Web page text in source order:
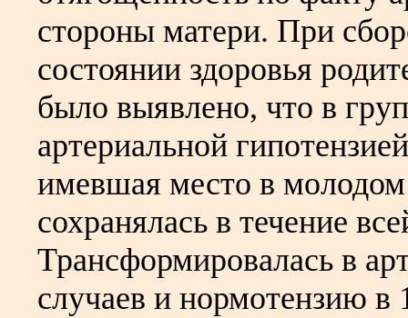
стороны матери. При
состоянии здоровья
было выявлено, что в
артериальной
имевшая место в молодом
сохранялась в течение
Трансформировалась в
случаев и нормотензию в